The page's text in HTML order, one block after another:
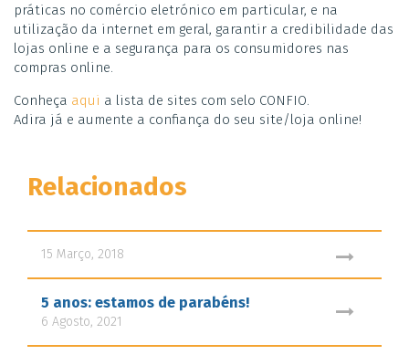
práticas no comércio eletrónico em particular, e na
utilização da internet em geral, garantir a credibilidade das
lojas online e a segurança para os consumidores nas
compras online.
Conheça aqui a lista de sites com selo CONFIO.
Adira já e aumente a confiança do seu site/loja online!
Relacionados
15 Março, 2018
5 anos: estamos de parabéns!
6 Agosto, 2021